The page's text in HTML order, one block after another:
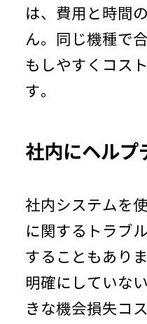
は、費用と時間
ん。同じ機種で
もしやすくコス
す。
社内にヘルプ
社内システムを
に関するトラブ
することもあり
明確にしていな
きな機会損失コ